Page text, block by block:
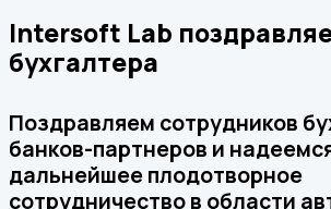
Intersoft Lab
бухгалтера
Поздравляем сотрудников
банков-партнеров и
дальнейшее плодотворное
сотрудничество в области